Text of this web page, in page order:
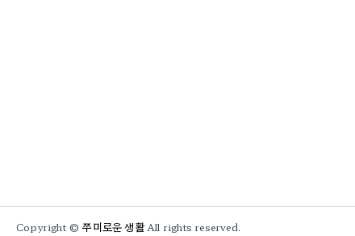
Copyright ©쭈미로운 생활All rights reserved.